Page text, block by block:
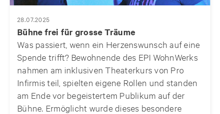
28.07.2025
Bühne frei für grosse Träume
Was passiert, wenn ein Herzenswunsch auf eine
Spende trifft? Bewohnende des EPI WohnWerks
nahmen am inklusiven Theaterkurs von Pro
Infirmis teil, spielten eigene Rollen und standen
am Ende vor begeistertem Publikum auf der
Bühne. Ermöglicht wurde dieses besondere